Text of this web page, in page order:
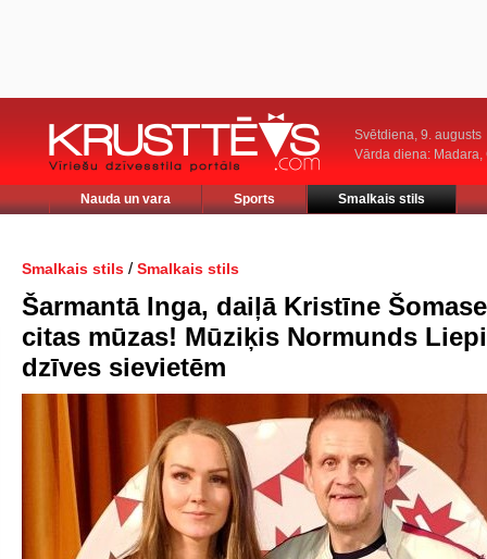
Svētdiena, 9. augusts
Vārda diena: Madara,
Nauda un vara Sports Smalkais stils
Smalkais stils / Smalkais stils
Šarmantā Inga, daiļā Kristīne
citas mūzas! Mūziķis Normunds
dzīves sievietēm